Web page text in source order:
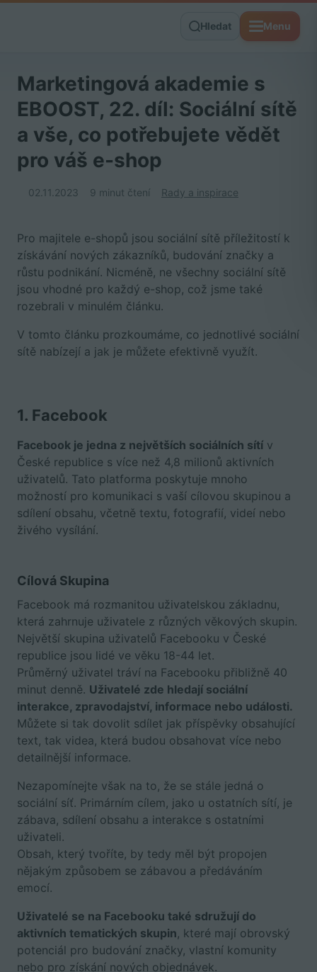
Hledat Menu
Marketingová akademie s
EBOOST, 22. díl: Sociální sítě
a vše, co potřebujete vědět
pro váš e-shop
02.11.2023 9 minut čtení Rady a inspirace
Pro majitele e-shopů jsou sociální sítě příležitostí k
získávání nových zákazníků, budování značky a
růstu podnikání. Nicméně, ne všechny sociální sítě
jsou vhodné pro každý e-shop, což jsme také
rozebrali v minulém článku.
V tomto článku prozkoumáme, co jednotlivé sociální
sítě nabízejí a jak je můžete efektivně využít.
1. Facebook
Facebook je jedna z největších sociálních sítí v
České republice s více než 4,8 milionů aktivních
uživatelů. Tato platforma poskytuje mnoho
možností pro komunikaci s vaší cílovou skupinou a
sdílení obsahu, včetně textu, fotografií, videí nebo
živého vysílání.
Cílová Skupina
Facebook má rozmanitou uživatelskou základnu,
která zahrnuje uživatele z různých věkových skupin.
Největší skupina uživatelů Facebooku v České
republice jsou lidé ve věku 18-44 let.
Průměrný uživatel tráví na Facebooku přibližně 40
minut denně. Uživatelé zde hledají sociální
interakce, zpravodajství, informace nebo události.
Můžete si tak dovolit sdílet jak příspěvky obsahující
text, tak videa, která budou obsahovat více nebo
detailnější informace.
Nezapomínejte však na to, že se stále jedná o
sociální síť. Primárním cílem, jako u ostatních sítí, je
zábava, sdílení obsahu a interakce s ostatními
uživateli.
Obsah, který tvoříte, by tedy měl být propojen
nějakým způsobem se zábavou a předáváním
emocí.
Uživatelé se na Facebooku také sdružují do
aktivních tematických skupin, které mají obrovský
potenciál pro budování značky, vlastní komunity
nebo pro získání nových objednávek.